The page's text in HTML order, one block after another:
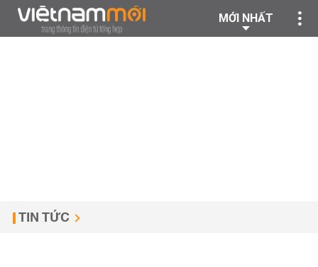
MỚI NHẤT
TIN TỨC